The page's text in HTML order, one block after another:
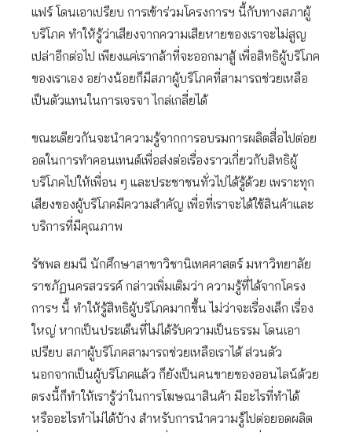
แฟร์ โดนเอาเปรียบ การเข้าร่วมโครงการฯ นี้กับทางสภาผู้
บริโภค ทำให้รู้ว่าเสียงจากความเสียหายของเราจะไม่สูญ
เปล่าอีกต่อไป เพียงแค่เรากล้าที่จะออกมาสู้ เพื่อสิทธิผู้บริโภค
ของเราเอง อย่างน้อยก็มีสภาผู้บริโภคที่สามารถช่วยเหลือ
เป็นตัวแทนในการเจรจา ไกล่เกลี่ยได้
ขณะเดียวกันจะนำความรู้จากการอบรมการผลิตสื่อไปต่อย
อดในการทำคอนเทนต์เพื่อส่งต่อเรื่องราวเกี่ยวกับสิทธิผู้
บริโภคไปให้เพื่อน ๆ และประชาชนทั่วไปได้รู้ด้วย เพราะทุก
เสียงของผู้บริโภคมีความสำคัญ เพื่อที่เราจะได้ใช้สินค้าและ
บริการที่มีคุณภาพ
รัชพล ยมนี นักศึกษาสาขาวิชานิเทศศาสตร์ มหาวิทยาลัย
ราชภัฏนครสวรรค์ กล่าวเพิ่มเติมว่า ความรู้ที่ได้จากโครง
การฯ นี้ ทำให้รู้สิทธิผู้บริโภคมากขึ้น ไม่ว่าจะเรื่องเล็ก เรื่อง
ใหญ่ หากเป็นประเด็นที่ไม่ได้รับความเป็นธรรม โดนเอา
เปรียบ สภาผู้บริโภคสามารถช่วยเหลือเราได้ ส่วนตัว
นอกจากเป็นผู้บริโภคแล้ว ก็ยังเป็นคนขายของออนไลน์ด้วย
ตรงนี้ก็ทำให้เรารู้ว่าในการโฆษณาสินค้า มีอะไรที่ทำได้
หรืออะไรทำไม่ได้บ้าง สำหรับการนำความรู้ไปต่อยอดผลิต